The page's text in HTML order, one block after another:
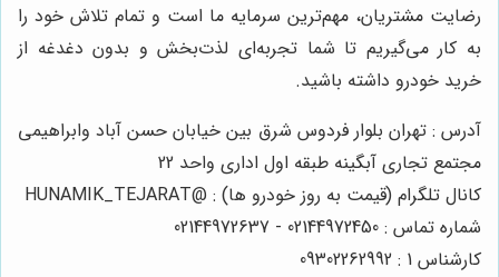
رضایت مشتریان، مهم‌ترین سرمایه ما است و تمام تلاش خود را
به کار می‌گیریم تا شما تجربه‌ای لذت‌بخش و بدون دغدغه از
خرید خودرو داشته باشید.
آدرس : تهران بلوار فردوس شرق بین خیابان حسن آباد وابراهیمی
مجتمع تجاری آبگینه طبقه اول اداری واحد 22
کانال تلگرام (قیمت به روز خودرو ها) : @HUNAMIK_TEJARAT
شماره تماس : 02144972450 - 02144972637
کارشناس 1 : 09302262992